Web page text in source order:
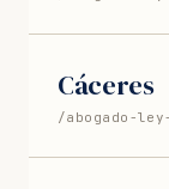
Cáceres
/abogado-